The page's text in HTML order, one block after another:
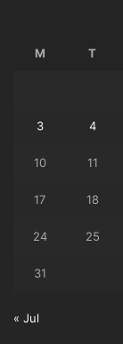
M T
3 4
10 11
17 18
24 25
31
« Jul